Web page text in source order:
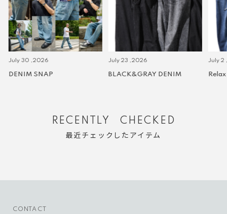
July 30 ,2026
DENIM SNAP
July 23 ,2026
BLACK&GRAY DENIM
July 2
Relax
RECENTLY CHECKED
最近チェックしたアイテム
CONTACT